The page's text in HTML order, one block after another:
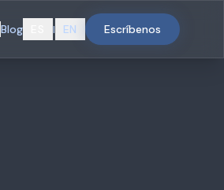
Blog | EN Escríbenos